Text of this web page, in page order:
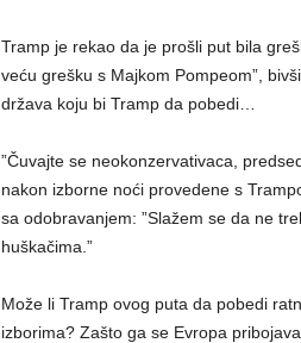
Tramp je rekao da je prošli put bila
veću grešku s Majkom Pompeom”,
država koju bi Tramp da pobedi…
”Čuvajte se neokonzervativaca,
nakon izborne noći provedene s
sa odobravanjem: ”Slažem se da ne
huškačima.”
Može li Tramp ovog puta da pobedi
izborima? Zašto ga se Evropa